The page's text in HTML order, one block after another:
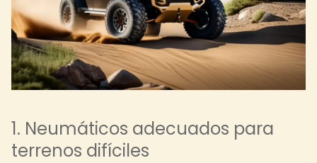
1. Neumáticos adecuados para
terrenos difíciles